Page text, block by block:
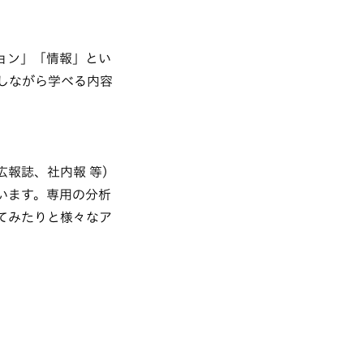
ン」「情報」とい
ながら学べる内容
誌、社内報 等）
ます。専用の分析
みたりと様々なア